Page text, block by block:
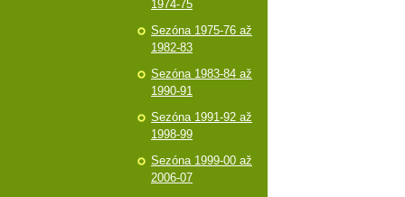
1974-75
Sezóna 1975-76 až
1982-83
Sezóna 1983-84 až
1990-91
Sezóna 1991-92 až
1998-99
Sezóna 1999-00 až
2006-07